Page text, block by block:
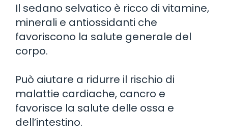
Il sedano selvatico è ricco di vitamine,
minerali e antiossidanti che
favoriscono la salute generale del
corpo.
Può aiutare a ridurre il rischio di
malattie cardiache, cancro e
favorisce la salute delle ossa e
dell’intestino.